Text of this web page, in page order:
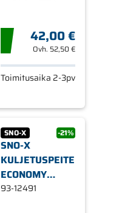
42,00 €
Ovh. 52,50 €
Toimitusaika 2-3pv
SNO-X -21%
SNO-X
KULJETUSPEITE
ECONOMY
POLARIS
93-12491